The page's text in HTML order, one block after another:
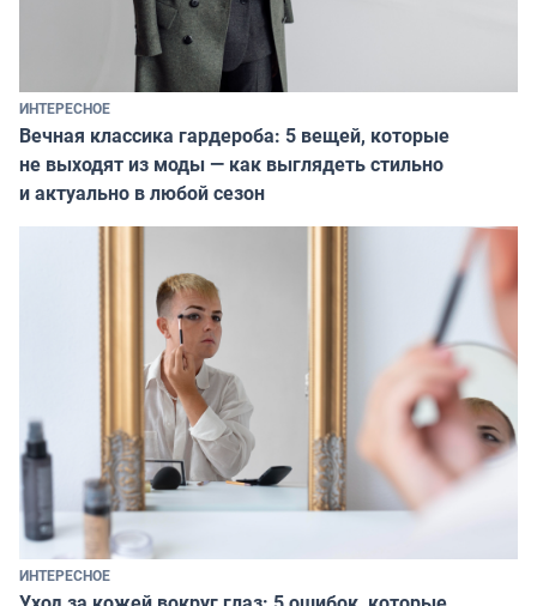
ИНТЕРЕСНОЕ
Вечная классика гардероба: 5 вещей, которые
не выходят из моды — как выглядеть стильно
и актуально в любой сезон
ИНТЕРЕСНОЕ